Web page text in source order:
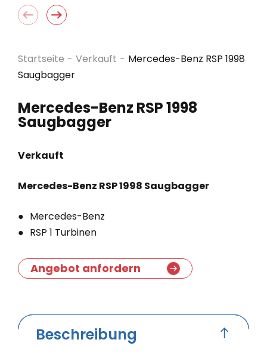
Startseite - Verkauft - Mercedes-Benz RSP 1998
Saugbagger
Mercedes-Benz RSP 1998
Saugbagger
Verkauft
Mercedes-Benz RSP 1998 Saugbagger
Mercedes-Benz
RSP 1 Turbinen
Angebot anfordern
Beschreibung